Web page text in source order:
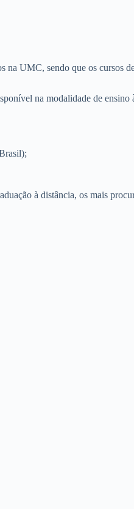
na UMC, sendo que os cursos
na modalidade de ensino
à distância, os mais